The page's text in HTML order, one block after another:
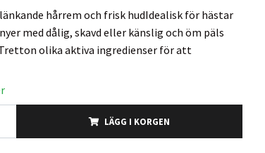
hårrem och frisk hudIdealisk för hästar
med dålig, skavd eller känslig och öm päls
olika aktiva ingredienser för att
LÄGG I KORGEN